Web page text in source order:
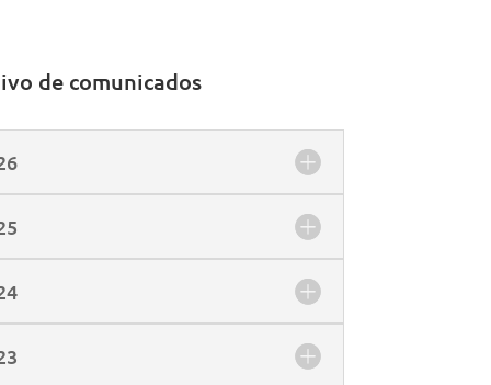
de comunicados